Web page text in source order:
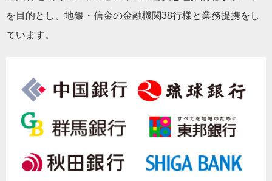
を目的とし、地銀・信金の金融機関38行様と業務提携をし
ています。